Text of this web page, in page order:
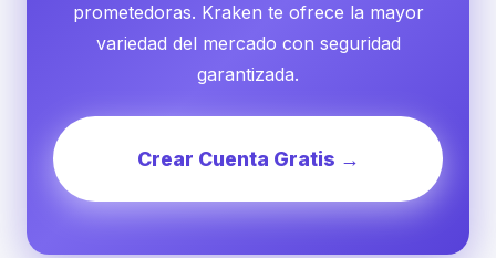
prometedoras. Kraken te ofrece la mayor
variedad del mercado con seguridad
garantizada.
Crear Cuenta Gratis →